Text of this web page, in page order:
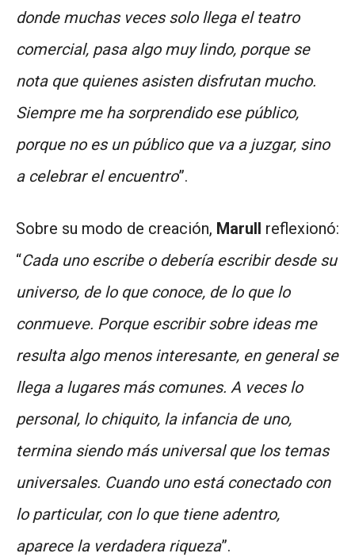
donde muchas veces solo llega el teatro
comercial, pasa algo muy lindo, porque se
nota que quienes asisten disfrutan mucho.
Siempre me ha sorprendido ese público,
porque no es un público que va a juzgar, sino
a celebrar el encuentro”.
Sobre su modo de creación, Marull reflexionó:
“Cada uno escribe o debería escribir desde su
universo, de lo que conoce, de lo que lo
conmueve. Porque escribir sobre ideas me
resulta algo menos interesante, en general se
llega a lugares más comunes. A veces lo
personal, lo chiquito, la infancia de uno,
termina siendo más universal que los temas
universales. Cuando uno está conectado con
lo particular, con lo que tiene adentro,
aparece la verdadera riqueza”.